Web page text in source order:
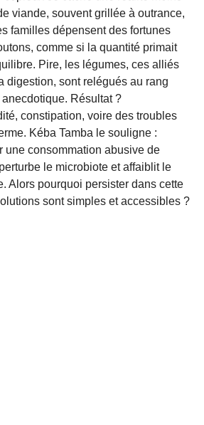
viande, souvent grillée à outrance,
familles dépensent des fortunes
comme si la quantité primait
Pire, les légumes, ces alliés
digestion, sont relégués au rang
Résultat ?
constipation, voire des troubles
Kéba Tamba le souligne :
une consommation abusive de
le microbiote et affaiblit le
Alors pourquoi persister dans cette
sont simples et accessibles ?